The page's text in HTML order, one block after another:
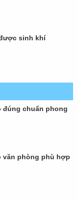
sinh khí
đúng chuẩn phong
văn phòng phù hợp